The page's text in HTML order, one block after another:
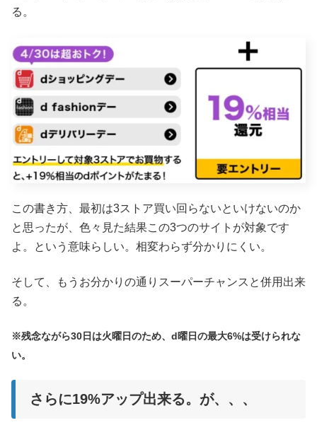
る。
この書き方、最初は3ストア買い回らないといけないのか
と思ったが、色々見た結果この3つのサイトが対象です
よ。という意味らしい。相変わらず分かりにくい。
そして、もうお分かりの通りスーパーチャンスと併用出来
る。
※残念ながら30日は火曜日のため、d曜日の最大6%は受けられな
い。
さらに19%アップ出来る。が、、、